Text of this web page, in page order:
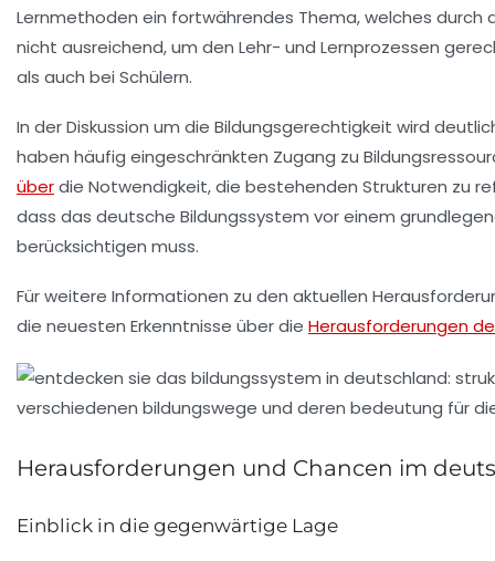
Lernmethoden ein fortwährendes Thema, welches
nicht ausreichend, um den Lehr- und Lernprozessen
als auch bei Schülern.
In der Diskussion um die Bildungsgerechtigkeit wird
haben häufig eingeschränkten Zugang zu
überdie Notwendigkeit, die bestehenden Strukturen zu
dass das deutsche Bildungssystem vor einem
berücksichtigen muss.
Für weitere Informationen zu den aktuellen
die neuesten Erkenntnisse über die Herausforderungen
Herausforderungen und Chancen im
Einblick in die gegenwärtige Lage